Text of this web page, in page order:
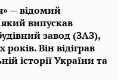
— відомий
випускав
завод (ЗАЗ),
Він відіграв
історії України та